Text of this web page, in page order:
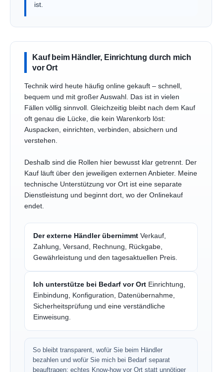
ist.
Kauf beim Händler, Einrichtung durch mich
vor Ort
Technik wird heute häufig online gekauft – schnell,
bequem und mit großer Auswahl. Das ist in vielen
Fällen völlig sinnvoll. Gleichzeitig bleibt nach dem Kauf
oft genau die Lücke, die kein Warenkorb löst:
Auspacken, einrichten, verbinden, absichern und
verstehen.
Deshalb sind die Rollen hier bewusst klar getrennt. Der
Kauf läuft über den jeweiligen externen Anbieter. Meine
technische Unterstützung vor Ort ist eine separate
Dienstleistung und beginnt dort, wo der Onlinekauf
endet.
Der externe Händler übernimmt Verkauf,
Zahlung, Versand, Rechnung, Rückgabe,
Gewährleistung und den tagesaktuellen Preis.
Ich unterstütze bei Bedarf vor Ort Einrichtung,
Einbindung, Konfiguration, Datenübernahme,
Sicherheitsprüfung und eine verständliche
Einweisung.
So bleibt transparent, wofür Sie beim Händler
bezahlen und wofür Sie mich bei Bedarf separat
beauftragen: echtes Know-how vor Ort statt unnötiger